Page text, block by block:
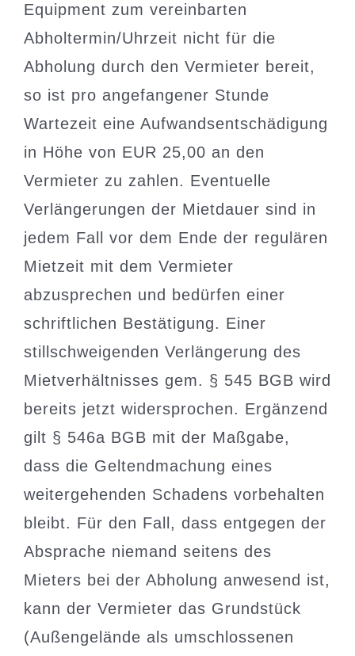
Equipment zum vereinbarten
Abholtermin/Uhrzeit nicht für die
Abholung durch den Vermieter bereit,
so ist pro angefangener Stunde
Wartezeit eine Aufwandsentschädigung
in Höhe von EUR 25,00 an den
Vermieter zu zahlen. Eventuelle
Verlängerungen der Mietdauer sind in
jedem Fall vor dem Ende der regulären
Mietzeit mit dem Vermieter
abzusprechen und bedürfen einer
schriftlichen Bestätigung. Einer
stillschweigenden Verlängerung des
Mietverhältnisses gem. § 545 BGB wird
bereits jetzt widersprochen. Ergänzend
gilt § 546a BGB mit der Maßgabe,
dass die Geltendmachung eines
weitergehenden Schadens vorbehalten
bleibt. Für den Fall, dass entgegen der
Absprache niemand seitens des
Mieters bei der Abholung anwesend ist,
kann der Vermieter das Grundstück
(Außengelände als umschlossenen